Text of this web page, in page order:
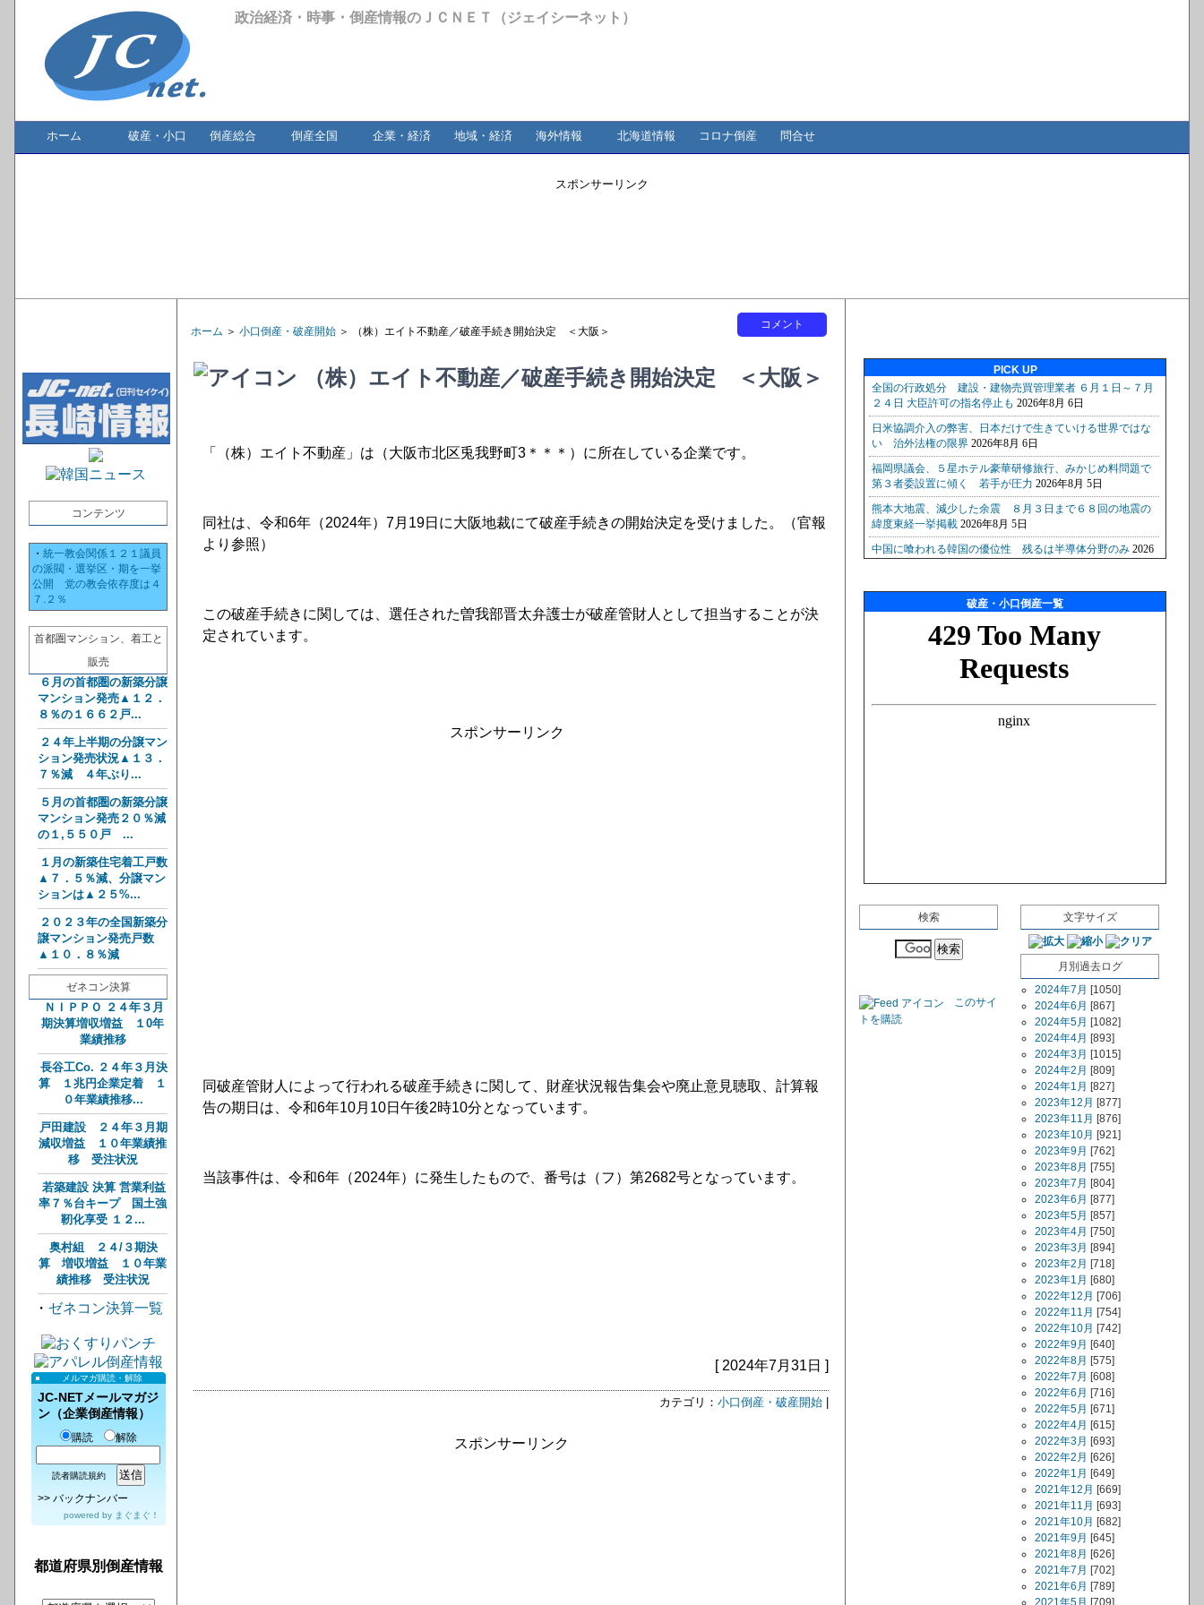
政治経済・時事・倒産情報のＪＣＮＥＴ（ジェイシーネット）
ホーム 破産・小口 倒産総合 倒産全国 企業・経済 地域・経済 海外情報 北海道情報 コロナ倒産 問合せ
スポンサーリンク
コンテンツ
・ 統一教会関係１２１議員
の派閥・選挙区・期を一挙
公開 党の教会依存度は４
７.２％
首都圏マンション、着工と
販売
６月の首都圏の新築分譲
マンション発売▲１２．
８％の１６６２戸...
２４年上半期の分譲マン
ション発売状況▲１３．
７％減 ４年ぶり...
５月の首都圏の新築分譲
マンション発売２０％減
の１,５５０戸 ...
１月の新築住宅着工戸数
▲７．５％減、分譲マン
ションは▲２５%...
２０２３年の全国新築分
譲マンション発売戸数
▲１０．８％減
ゼネコン決算
ＮＩＰＰＯ ２４年３月
期決算増収増益 １0年
業績推移
長谷工Co. ２４年３月決
算 １兆円企業定着 １
０年業績推移...
戸田建設 ２４年３月期
減収増益 １０年業績推
移 受注状況
若築建設 決算 営業利益
率７％台キープ 国土強
靭化享受 １２...
奥村組 ２４/３期決
算 増収増益 １０年業
績推移 受注状況
・ ゼネコン決算一覧
メルマガ購読・解除
JC-NETメールマガジ
ン（企業倒産情報）
購読 解除
読者購読規約
>> バックナンバー
powered by まぐまぐ！
都道府県別倒産情報
コメント
ホーム ＞ 小口倒産・破産開始 ＞ （株）エイト不動産／破産手続き開始決定 ＜大阪＞
（株）エイト不動産／破産手続き開始決定 ＜大阪＞
「（株）エイト不動産」は（大阪市北区兎我野町3＊＊＊）に所在している企業です。
同社は、令和6年（2024年）7月19日に大阪地裁にて破産手続きの開始決定を受けました。（官報
より参照）
この破産手続きに関しては、選任された曽我部晋太弁護士が破産管財人として担当することが決
定されています。
スポンサーリンク
同破産管財人によって行われる破産手続きに関して、財産状況報告集会や廃止意見聴取、計算報
告の期日は、令和6年10月10日午後2時10分となっています。
当該事件は、令和6年（2024年）に発生したもので、番号は（フ）第2682号となっています。
[ 2024年7月31日 ]
カテゴリ： 小口倒産・破産開始
スポンサーリンク
PICK UP
破産・小口倒産一覧
検索
このサイ
トを購読
文字サイズ
月別過去ログ
2024年7月 [1050]
2024年6月 [867]
2024年5月 [1082]
2024年4月 [893]
2024年3月 [1015]
2024年2月 [809]
2024年1月 [827]
2023年12月 [877]
2023年11月 [876]
2023年10月 [921]
2023年9月 [762]
2023年8月 [755]
2023年7月 [804]
2023年6月 [877]
2023年5月 [857]
2023年4月 [750]
2023年3月 [894]
2023年2月 [718]
2023年1月 [680]
2022年12月 [706]
2022年11月 [754]
2022年10月 [742]
2022年9月 [640]
2022年8月 [575]
2022年7月 [608]
2022年6月 [716]
2022年5月 [671]
2022年4月 [615]
2022年3月 [693]
2022年2月 [626]
2022年1月 [649]
2021年12月 [669]
2021年11月 [693]
2021年10月 [682]
2021年9月 [645]
2021年8月 [626]
2021年7月 [702]
2021年6月 [789]
2021年5月 [709]